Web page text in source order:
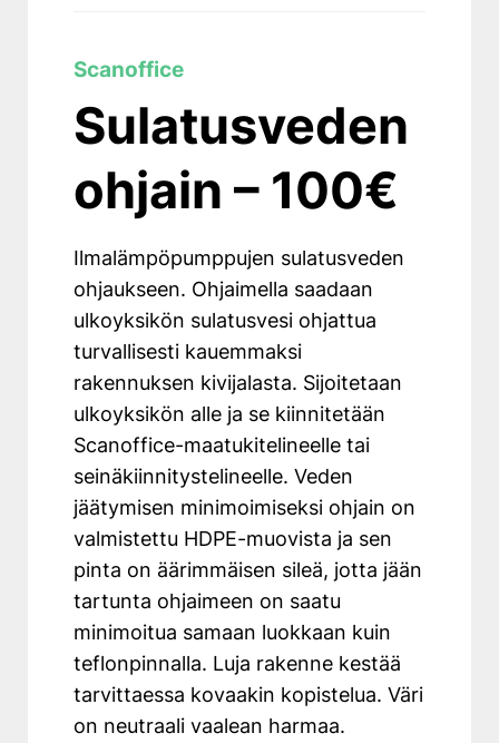
Scanoffice
Sulatusveden
ohjain – 100€
Ilmalämpöpumppujen sulatusveden
ohjaukseen. Ohjaimella saadaan
ulkoyksikön sulatusvesi ohjattua
turvallisesti kauemmaksi
rakennuksen kivijalasta. Sijoitetaan
ulkoyksikön alle ja se kiinnitetään
Scanoffice-maatukitelineelle tai
seinäkiinnitystelineelle. Veden
jäätymisen minimoimiseksi ohjain on
valmistettu HDPE-muovista ja sen
pinta on äärimmäisen sileä, jotta jään
tartunta ohjaimeen on saatu
minimoitua samaan luokkaan kuin
teflonpinnalla. Luja rakenne kestää
tarvittaessa kovaakin kopistelua. Väri
on neutraali vaalean harmaa.